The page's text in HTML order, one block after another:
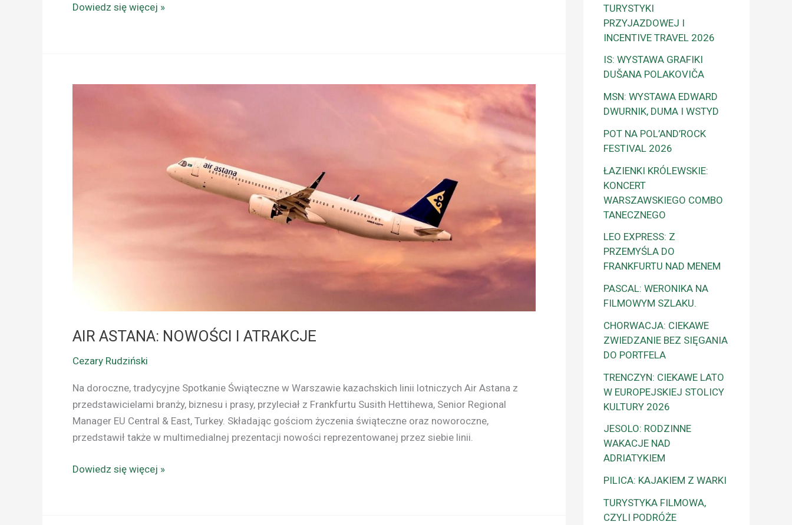
Dowiedz się więcej »
AIR ASTANA: NOWOŚCI I ATRAKCJE
Cezary Rudziński
Na doroczne, tradycyjne Spotkanie Świąteczne w Warszawie kazachskich linii lotniczych Air Astana z
przedstawicielami branży, biznesu i prasy, przyleciał z Frankfurtu Susith Hettihewa, Senior Regional
Manager EU Central & East, Turkey. Składając gościom życzenia świąteczne oraz noworoczne,
przedstawił także w multimedialnej prezentacji nowości reprezentowanej przez siebie linii.
Dowiedz się więcej »
TURYSTYKI
PRZYJAZDOWEJ I
INCENTIVE TRAVEL 2026
IS: WYSTAWA GRAFIKI
DUŠANA POLAKOVIČA
MSN: WYSTAWA EDWARD
DWURNIK, DUMA I WSTYD
POT NA POL’AND’ROCK
FESTIVAL 2026
ŁAZIENKI KRÓLEWSKIE:
KONCERT
WARSZAWSKIEGO COMBO
TANECZNEGO
LEO EXPRESS: Z
PRZEMYŚLA DO
FRANKFURTU NAD MENEM
PASCAL: WERONIKA NA
FILMOWYM SZLAKU.
CHORWACJA: CIEKAWE
ZWIEDZANIE BEZ SIĘGANIA
DO PORTFELA
TRENCZYN: CIEKAWE LATO
W EUROPEJSKIEJ STOLICY
KULTURY 2026
JESOLO: RODZINNE
WAKACJE NAD
ADRIATYKIEM
PILICA: KAJAKIEM Z WARKI
TURYSTYKA FILMOWA,
CZYLI PODRÓŻE